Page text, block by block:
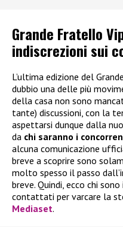
Grande Fratello
indiscrezioni sui
L’ultima edizione del
dubbio una delle più
della casa non sono
tante) discussioni, con la
aspettarsi dunque dalla
da chi saranno i
alcuna comunicazione
breve a scoprire sono
molto spesso il passo
breve. Quindi, ecco chi
contattati per varcare la
Mediaset.